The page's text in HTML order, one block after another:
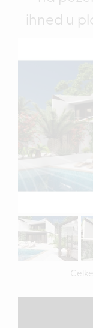
ihned u